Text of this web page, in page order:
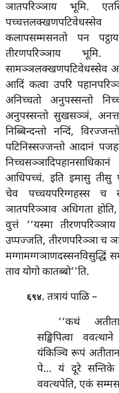
ञातपरिञ्ञाय भूमि.
कलापसम्मसनतो पन
तीरणपरिञ्ञाय
सामञ्ञलक्खणपटिवेधस्सेव
आदिं कत्वा उपरि
अनिच्चतो अनुपस्सन्तो
अनुपस्सन्तो सुखसञ्ञं,
निब्बिन्दन्तो नन्दिं,
पटिनिस्सज्जन्तो आदानं
आधिपच्चं. इति इमासु तीसु
चेव पच्चयपरिग्गहस्स च
ञातपरिञ्ञाव अधिगता
वुत्तं ‘‘यस्मा
उप्पज्जति, तीरणपरिञ्ञा च
मग्गामग्गञाणदस्सनविसुद्धिं
ताव योगो कातब्बो’’ति.
६९४. तत्रायं पाळि –
‘‘कथं
सङ्खिपित्वा
यंकिञ्चि रूपं
पे… यं दूरे सन्तिके
ववत्थपेति, एकं